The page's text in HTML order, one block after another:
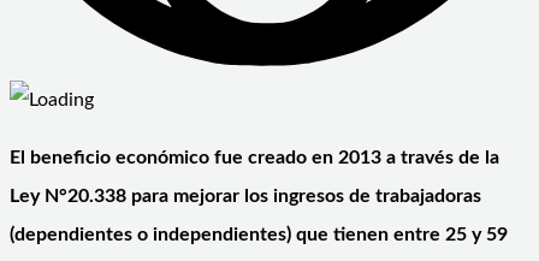
El beneficio económico fue creado en 2013 a través de la
Ley N°20.338 para mejorar los ingresos de trabajadoras
(dependientes o independientes) que tienen entre 25 y 59